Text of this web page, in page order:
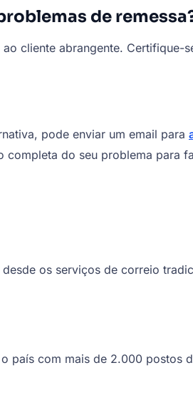
de
cliente abrangente. Certifique-
pode enviar um email para
do seu problema para
os serviços de correio
país com mais de 2.000 postos